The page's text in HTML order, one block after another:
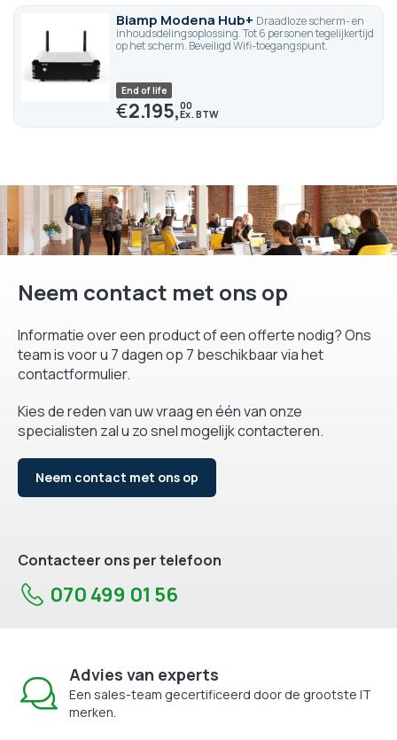
Biamp Modena Hub+ Draadloze scherm- en
inhoudsdelingsoplossing. Tot 6 personen tegelijkertijd
op het scherm. Beveiligd Wifi-toegangspunt.
End of life
€2.195,00
Neem contact met ons op
Informatie over een product of een offerte nodig? Ons
team is voor u 7 dagen op 7 beschikbaar via het
contactformulier.
Kies de reden van uw vraag en één van onze
specialisten zal u zo snel mogelijk contacteren.
Neem contact met ons op
Contacteer ons per telefoon
070 499 01 56
Advies van experts
Een sales-team gecertificeerd door de grootste IT
merken.